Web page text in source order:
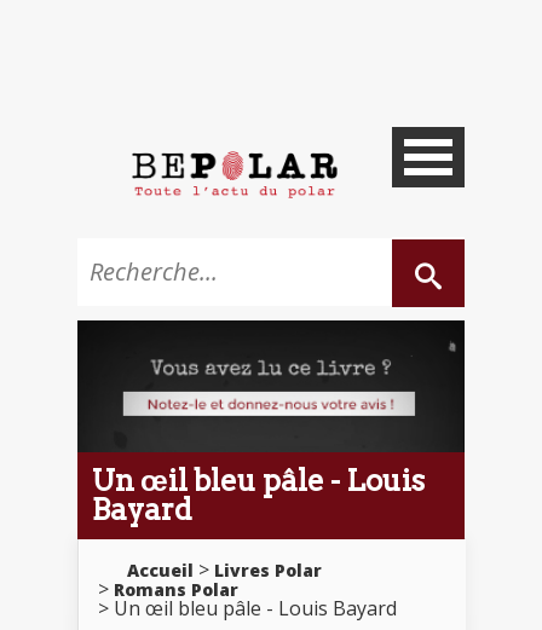
Un œil bleu pâle - Louis
Bayard
Accueil
Livres Polar
Romans Polar
Un œil bleu pâle - Louis Bayard